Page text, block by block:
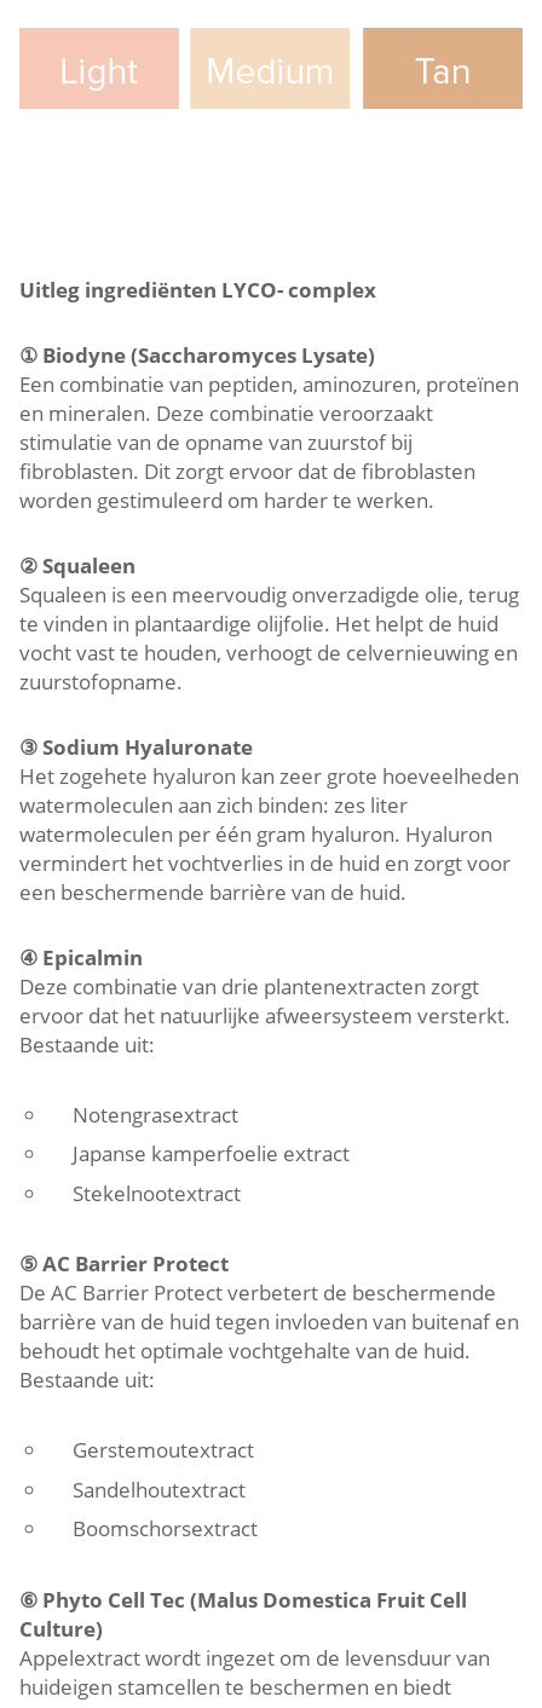
Uitleg ingrediënten LYCO- complex
① Biodyne (Saccharomyces Lysate)
Een combinatie van peptiden, aminozuren, proteïnen
en mineralen. Deze combinatie veroorzaakt
stimulatie van de opname van zuurstof bij
fibroblasten. Dit zorgt ervoor dat de fibroblasten
worden gestimuleerd om harder te werken.
②Squaleen
Squaleen is een meervoudig onverzadigde olie, terug
te vinden in plantaardige olijfolie. Het helpt de huid
vocht vast te houden, verhoogt de celvernieuwing en
zuurstofopname.
③Sodium Hyaluronate
Het zogehete hyaluron kan zeer grote hoeveelheden
watermoleculen aan zich binden: zes liter
watermoleculen per één gram hyaluron. Hyaluron
vermindert het vochtverlies in de huid en zorgt voor
een beschermende barrière van de huid.
④ Epicalmin
Deze combinatie van drie plantenextracten zorgt
ervoor dat het natuurlijke afweersysteem versterkt.
Bestaande uit:
Notengrasextract
Japanse kamperfoelie extract
Stekelnootextract
⑤AC Barrier Protect
De AC Barrier Protect verbetert de beschermende
barrière van de huid tegen invloeden van buitenaf en
behoudt het optimale vochtgehalte van de huid.
Bestaande uit:
Gerstemoutextract
Sandelhoutextract
Boomschorsextract
⑥ Phyto Cell Tec (Malus Domestica Fruit Cell
Culture)
Appelextract wordt ingezet om de levensduur van
huideigen stamcellen te beschermen en biedt